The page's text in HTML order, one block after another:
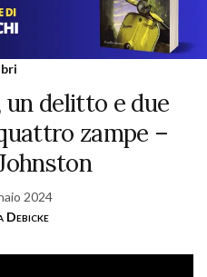
delitto e due
zampe –
2024
Debicke